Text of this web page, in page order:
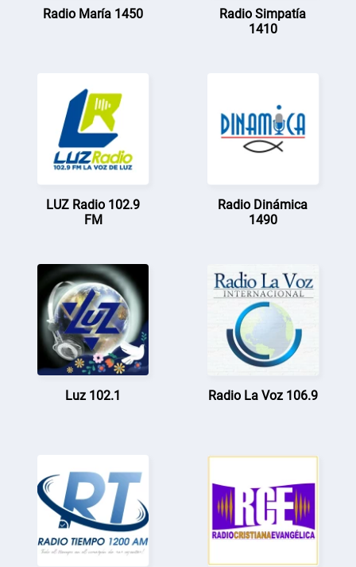
Radio María 1450
Radio Simpatía
1410
LUZ Radio 102.9
FM
Radio Dinámica
1490
Luz 102.1 Radio La Voz 106.9